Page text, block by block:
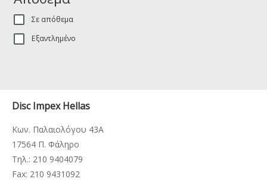
Σε απόθεμα
Εξαντλημένο
Disc Impex Hellas
Κων. Παλαιολόγου 43Α
17564 Π. Φάληρο
Τηλ.: 210 9404079
Fax: 210 9431092